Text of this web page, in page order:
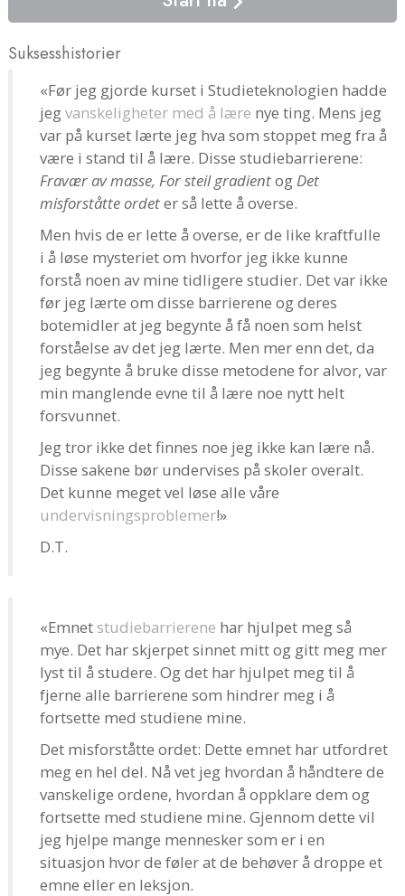
Suksesshistorier
«Før jeg gjorde kurset i Studieteknologien hadde
jegvanskeligheter med å lære nye ting. Mens jeg
var på kurset lærte jeg hva som stoppet meg fra å
være i stand til å lære. Disse studiebarrierene:
Fravær av masse, For steil gradientogDet
misforståtte ordeter så lette å overse.
Men hvis de er lette å overse, er de like kraftfulle
i å løse mysteriet om hvorfor jeg ikke kunne
forstå noen av mine tidligere studier. Det var ikke
før jeg lærte om disse barrierene og deres
botemidler at jeg begynte å få noen som helst
forståelse av det jeg lærte. Men mer enn det, da
jeg begynte å bruke disse metodene for alvor, var
min manglende evne til å lære noe nytt helt
forsvunnet.
Jeg tror ikke det finnes noe jeg ikke kan lære nå.
Disse sakene bør undervises på skoler overalt.
Det kunne meget vel løse alle våre
undervisningsproblemer!»
D.T.
«Emnet studiebarrierene har hjulpet meg så
mye. Det har skjerpet sinnet mitt og gitt meg mer
lyst til å studere. Og det har hjulpet meg til å
fjerne alle barrierene som hindrer meg i å
fortsette med studiene mine.
Det misforståtte ordet: Dette emnet har utfordret
meg en hel del. Nå vet jeg hvordan å håndtere de
vanskelige ordene, hvordan å oppklare dem og
fortsette med studiene mine. Gjennom dette vil
jeg hjelpe mange mennesker som er i en
situasjon hvor de føler at de behøver å droppe et
emne eller en leksjon.